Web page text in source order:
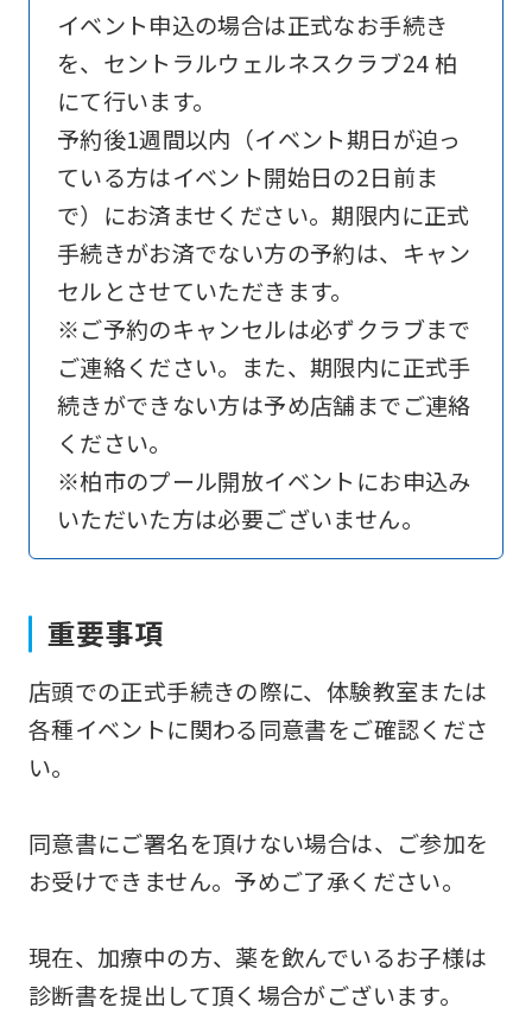
イベント申込の場合は正式なお手続き
を、セントラルウェルネスクラブ24 柏
にて行います。
予約後1週間以内（イベント期日が迫っ
ている方はイベント開始日の2日前ま
で）にお済ませください。期限内に正式
手続きがお済でない方の予約は、キャン
セルとさせていただきます。
※ご予約のキャンセルは必ずクラブまで
ご連絡ください。また、期限内に正式手
続きができない方は予め店舗までご連絡
ください。
※柏市のプール開放イベントにお申込み
いただいた方は必要ございません。
重要事項
店頭での正式手続きの際に、体験教室または
各種イベントに関わる同意書をご確認くださ
い。
同意書にご署名を頂けない場合は、ご参加を
お受けできません。予めご了承ください。
現在、加療中の方、薬を飲んでいるお子様は
診断書を提出して頂く場合がございます。
is
automatically
into
English.
Click
the
link
below
(start
automatic
to
return
to
page.
However,
if
use
an
automatic
translation
service,